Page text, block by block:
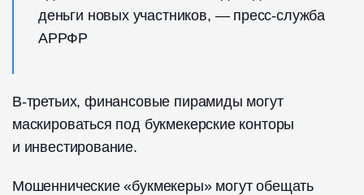
деньги новых участников, — пресс-служба
АРРФР
В-третьих, финансовые пирамиды могут
маскироваться под букмекерские конторы
и инвестирование.
Мошеннические «букмекеры» могут обещать